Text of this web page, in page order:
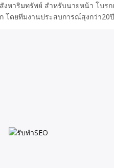
หาริมทรัพย์ สำหรับนายหน้า โบ
โดยทีมงานประสบการณ์สุงกว่า20